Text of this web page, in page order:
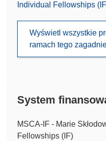
Individual Fellowships
Wyświetl wszystkie
ramach tego
System
MSCA-IF - Marie
Fellowships (IF)